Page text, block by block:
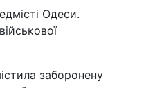
Одеси.
заборонену